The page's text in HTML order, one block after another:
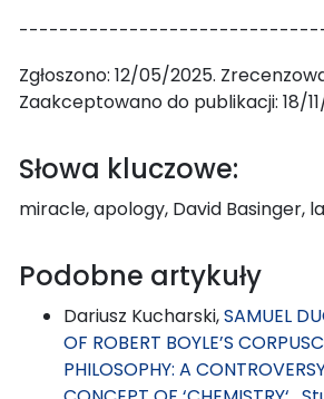
Zgłoszono: 12/05/2025.
Zaakceptowano do publikacji: 18/
Słowa kluczowe:
miracle, apology, David Basinger,
Podobne artykuły
Dariusz Kucharski,SAMUEL
OF ROBERT BOYLE’S
PHILOSOPHY: A